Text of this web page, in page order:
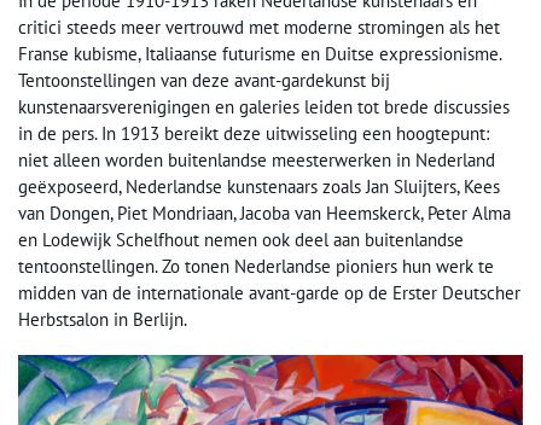
critici steeds meer vertrouwd met moderne stromingen als het
Franse kubisme, Italiaanse futurisme en Duitse expressionisme.
Tentoonstellingen van deze avant-gardekunst bij
kunstenaarsverenigingen en galeries leiden tot brede discussies
in de pers. In 1913 bereikt deze uitwisseling een hoogtepunt:
niet alleen worden buitenlandse meesterwerken in Nederland
geëxposeerd, Nederlandse kunstenaars zoals Jan Sluijters, Kees
van Dongen, Piet Mondriaan, Jacoba van Heemskerck, Peter Alma
en Lodewijk Schelfhout nemen ook deel aan buitenlandse
tentoonstellingen. Zo tonen Nederlandse pioniers hun werk te
midden van de internationale avant-garde op de Erster Deutscher
Herbstsalon in Berlijn.